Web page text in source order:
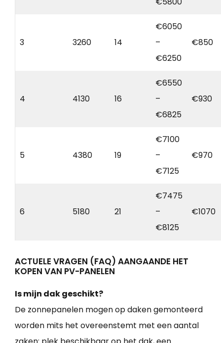
3 3260 14
€6050
–
€6250
€850
4 4130 16
€6550
–
€6825
€930
5 4380 19
€7100
–
€7125
€970
6 5180 21
€7475
–
€8125
€1070
ACTUELE VRAGEN (FAQ) AANGAANDE HET
KOPEN VAN PV-PANELEN
Is mijn dak geschikt?
De zonnepanelen mogen op daken gemonteerd
worden mits het overeenstemt met een aantal